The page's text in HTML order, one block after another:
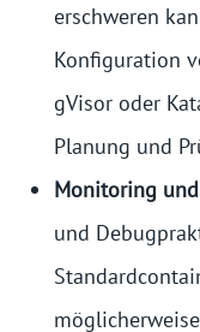
erschweren
Konfiguration
gVisor oder
Planung und
Monitoring
und